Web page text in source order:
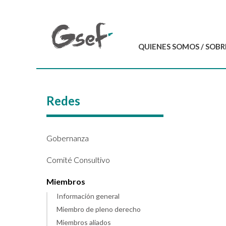
QUIENES SOMOS /
Redes
Gobernanza
Comité Consultivo
Miembros
Información general
Miembro de pleno derecho
Miembros aliados